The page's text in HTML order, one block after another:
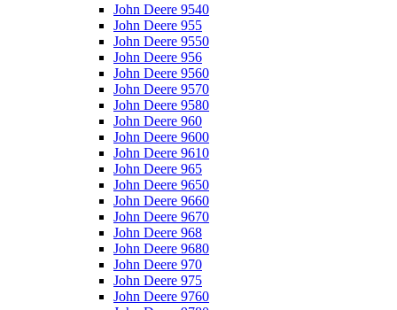
John Deere 9540
John Deere 955
John Deere 9550
John Deere 956
John Deere 9560
John Deere 9570
John Deere 9580
John Deere 960
John Deere 9600
John Deere 9610
John Deere 965
John Deere 9650
John Deere 9660
John Deere 9670
John Deere 968
John Deere 9680
John Deere 970
John Deere 975
John Deere 9760